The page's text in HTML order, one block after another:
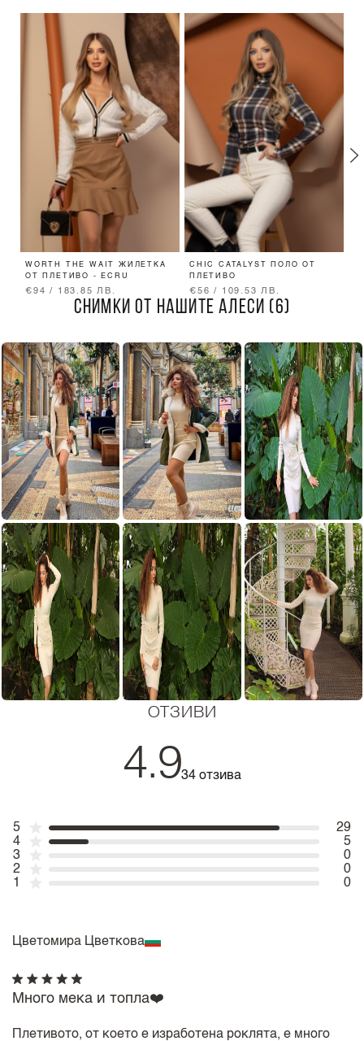
WORTH THE WAIT ЖИЛЕТКА
ОТ ПЛЕТИВО - ECRU
€94 / 183.85 ЛВ.
CHIC CATALYST ПОЛО ОТ
ПЛЕТИВО
€56 / 109.53 ЛВ.
СНИМКИ ОТ НАШИТЕ АЛЕСИ (6)
ОТЗИВИ
4.934 отзива
5
29
4
5
3
0
2
0
1
0
Цветомира Цветкова
Много мека и топла❤️
Плетивото, от което е изработена роклята, е много